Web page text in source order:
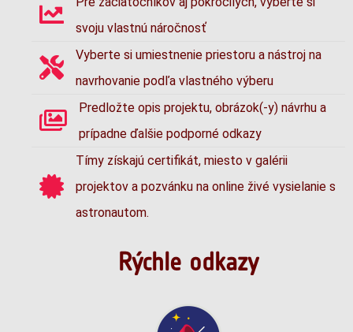
svoju vlastnú náročnosť
Vyberte si umiestnenie priestoru a nástroj na
navrhovanie podľa vlastného výberu
Predložte opis projektu, obrázok(-y) návrhu a
prípadne ďalšie podporné odkazy
Tímy získajú certifikát, miesto v galérii
projektov a pozvánku na online živé vysielanie s
astronautom.
Rýchle odkazy